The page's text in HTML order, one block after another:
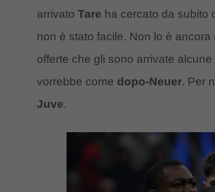
arrivato Tare ha cercato da subito
non è stato facile. Non lo è
offerte che gli sono arrivate
vorrebbe come dopo-Neuer. Per
Juve.